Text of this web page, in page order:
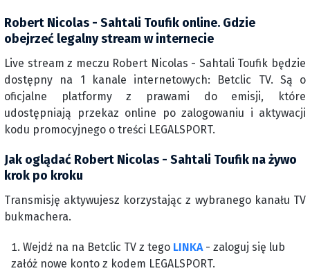
Robert Nicolas - Sahtali Toufik online. Gdzie
obejrzeć legalny stream w internecie
Live stream z meczu Robert Nicolas - Sahtali Toufik będzie
dostępny na 1 kanale internetowych: Betclic TV. Są o
oficjalne platformy z prawami do emisji, które
udostępniają przekaz online po zalogowaniu i aktywacji
kodu promocyjnego o treści LEGALSPORT.
Jak oglądać Robert Nicolas - Sahtali Toufik na żywo
krok po kroku
Transmisję aktywujesz korzystając z wybranego kanału TV
bukmachera.
Wejdź na na Betclic TV z tego LINKA- zaloguj się lub
załóż nowe konto z kodem LEGALSPORT.